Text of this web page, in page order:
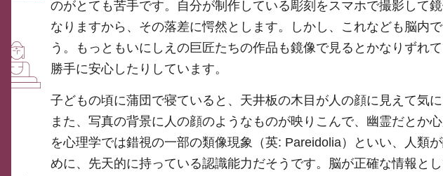
のがとても苦手です。自分が制作している彫刻をスマホで撮影して
なりますから、その落差に愕然とします。しかし、これなども脳内
う。もっともいにしえの巨匠たちの作品も鏡像で見るとかなりずれ
勝手に安心したりしています。
子どもの頃に蒲団で寝ていると、天井板の木目が人の顔に見えて気
また、写真の背景に人の顔のようなものが映りこんで、幽霊だとか
を心理学では錯視の一部の類像現象（英: Pareidolia）といい、人類
めに、先天的に持っている認識能力だそうです。脳が正確な情報と